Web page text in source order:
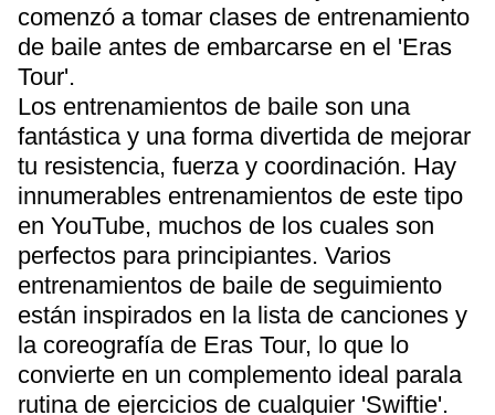
comenzó a tomar clases de entrenamiento
de baile antes de embarcarse en el 'Eras
Tour'.
Los entrenamientos de baile son una
fantástica y una forma divertida de mejorar
tu resistencia, fuerza y coordinación. Hay
innumerables entrenamientos de este tipo
en YouTube, muchos de los cuales son
perfectos para principiantes. Varios
entrenamientos de baile de seguimiento
están inspirados en la lista de canciones y
la coreografía de Eras Tour, lo que lo
convierte en un complemento ideal parala
rutina de ejercicios de cualquier 'Swiftie'.